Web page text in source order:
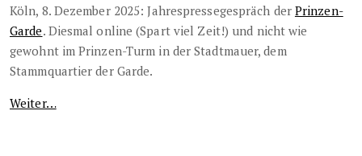
Köln, 8. Dezember 2025: Jahrespressegespräch der Prinzen-
Garde. Diesmal online (Spart viel Zeit!) und nicht wie
gewohnt im Prinzen-Turm in der Stadtmauer, dem
Stammquartier der Garde.
Weiter…